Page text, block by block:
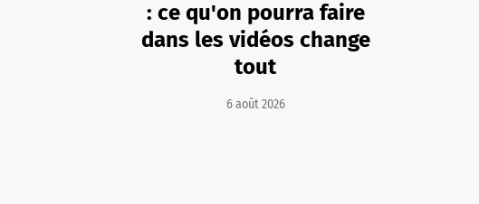
: ce qu'on pourra faire
dans les vidéos change
tout
6 août 2026